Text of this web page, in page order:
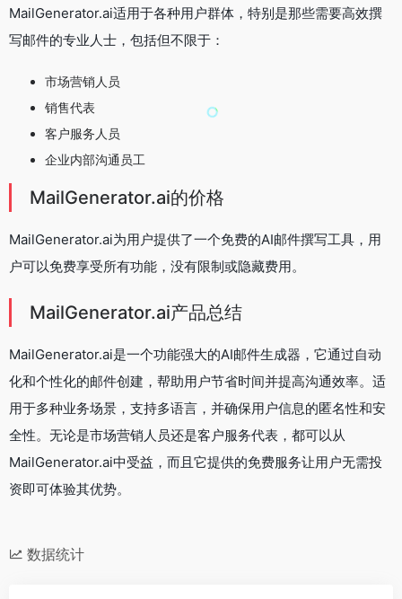
MailGenerator.ai适用于各种用户群体，特别是那些需要高效撰
写邮件的专业人士，包括但不限于：
市场营销人员
销售代表
客户服务人员
企业内部沟通员工
MailGenerator.ai的价格
MailGenerator.ai为用户提供了一个免费的AI邮件撰写工具，用
户可以免费享受所有功能，没有限制或隐藏费用。
MailGenerator.ai产品总结
MailGenerator.ai是一个功能强大的AI邮件生成器，它通过自动
化和个性化的邮件创建，帮助用户节省时间并提高沟通效率。适
用于多种业务场景，支持多语言，并确保用户信息的匿名性和安
全性。无论是市场营销人员还是客户服务代表，都可以从
MailGenerator.ai中受益，而且它提供的免费服务让用户无需投
资即可体验其优势。
数据统计